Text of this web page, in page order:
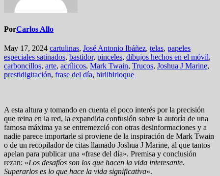
PorCarlos Allo
May 17, 2024 cartulinas, José Antonio Ibáñez, telas, papeles
especiales satinados, bastidor, pinceles, dibujos hechos en el móvil,
carboncillos, arte, acrílicos, Mark Twain, Trucos, Joshua J Marine,
prestidigitación, frase del día, birlibirloque
A esta altura y tomando en cuenta el poco interés por la precisión
que reina en la red, la expandida confusión sobre la autoría de una
famosa máxima ya se entremezcló con otras desinformaciones y a
nadie parece importarle si proviene de la inspiración de Mark Twain
o de un recopilador de citas llamado Joshua J Marine, al que tantos
apelan para publicar una «frase del día». Premisa y conclusión
rezan: «Los desafíos son los que hacen la vida interesante.
Superarlos es lo que hace la vida significativa«.